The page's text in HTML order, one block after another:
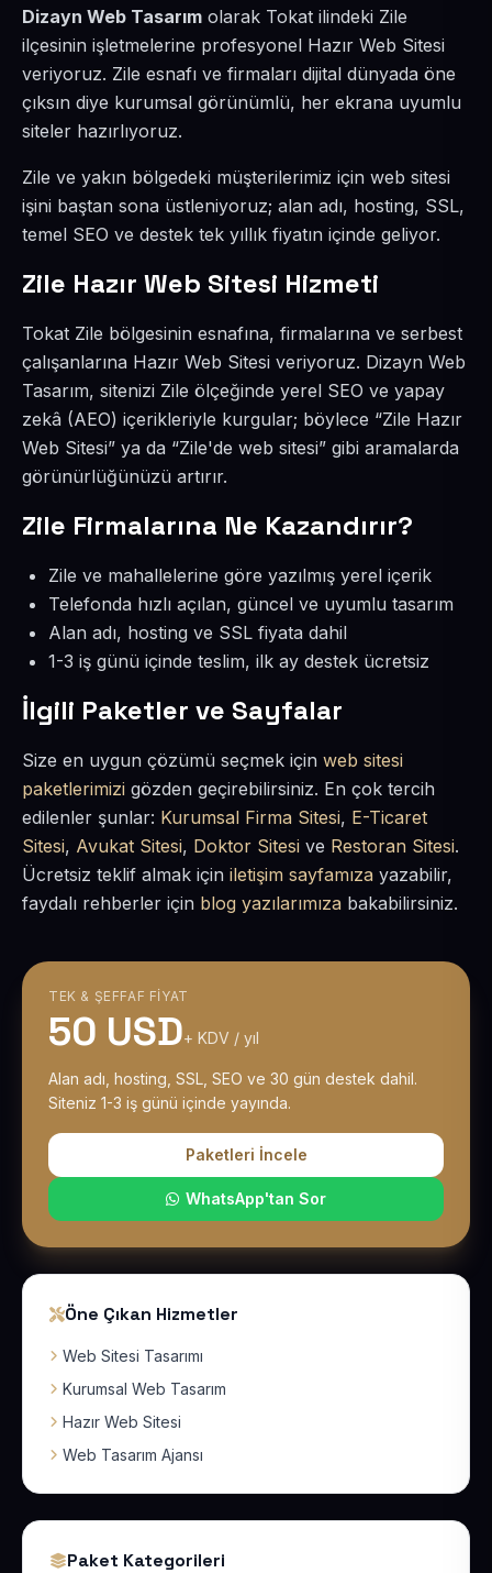
Dizayn Web Tasarım olarak Tokat ilindeki Zile
ilçesinin işletmelerine profesyonel Hazır Web Sitesi
veriyoruz. Zile esnafı ve firmaları dijital dünyada öne
çıksın diye kurumsal görünümlü, her ekrana uyumlu
siteler hazırlıyoruz.
Zile ve yakın bölgedeki müşterilerimiz için web sitesi
işini baştan sona üstleniyoruz; alan adı, hosting, SSL,
temel SEO ve destek tek yıllık fiyatın içinde geliyor.
Zile Hazır Web Sitesi Hizmeti
Tokat Zile bölgesinin esnafına, firmalarına ve serbest
çalışanlarına Hazır Web Sitesi veriyoruz. Dizayn Web
Tasarım, sitenizi Zile ölçeğinde yerel SEO ve yapay
zekâ (AEO) içerikleriyle kurgular; böylece “Zile Hazır
Web Sitesi” ya da “Zile'de web sitesi” gibi aramalarda
görünürlüğünüzü artırır.
Zile Firmalarına Ne Kazandırır?
Zile ve mahallelerine göre yazılmış yerel içerik
Telefonda hızlı açılan, güncel ve uyumlu tasarım
Alan adı, hosting ve SSL fiyata dahil
1-3 iş günü içinde teslim, ilk ay destek ücretsiz
İlgili Paketler ve Sayfalar
Size en uygun çözümü seçmek için web sitesi
paketlerimizi gözden geçirebilirsiniz. En çok tercih
edilenler şunlar: Kurumsal Firma Sitesi, E-Ticaret
Sitesi, Avukat Sitesi, Doktor Sitesi ve Restoran Sitesi.
Ücretsiz teklif almak için iletişim sayfamıza yazabilir,
faydalı rehberler için blog yazılarımıza bakabilirsiniz.
TEK & ŞEFFAF FIYAT
50 USD+ KDV / yıl
Alan adı, hosting, SSL, SEO ve 30 gün destek dahil.
Siteniz 1-3 iş günü içinde yayında.
Paketleri İncele
WhatsApp'tan Sor
Öne Çıkan Hizmetler
Web Sitesi Tasarımı
Kurumsal Web Tasarım
Hazır Web Sitesi
Web Tasarım Ajansı
Paket Kategorileri